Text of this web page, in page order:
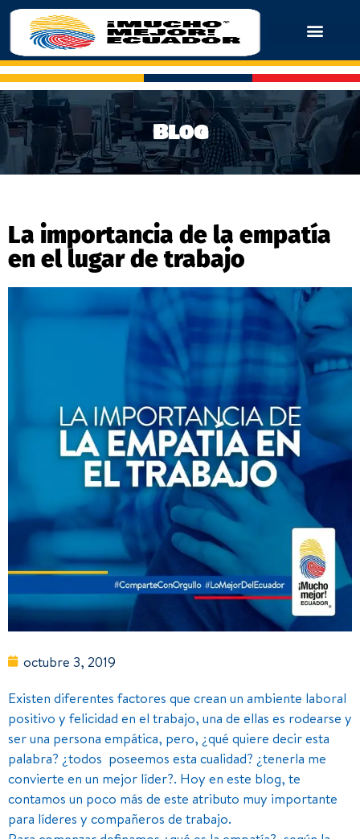
Blog
La importancia de la empatía
en el lugar de trabajo
octubre 3, 2019
Existen diferentes factores que crean un ambiente laboral
positivo y felicidad en el trabajo, una de ellas es rodearse y
ser una persona empática, pero, ¿qué quiere decir esta
palabra? ¿todos poseemos esta cualidad? ¿tenerla me
convierte en un mejor líder?. Hoy en este blog, te
contamos un poco más de este atributo muy importante
para líderes y compañeros de trabajo.